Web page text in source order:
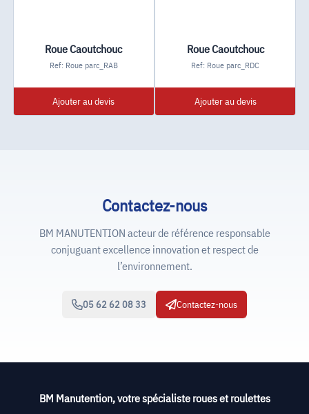
Roue Caoutchouc
Ref: Roue parc_RAB
Ajouter au devis
Roue Caoutchouc
Ref: Roue parc_RDC
Ajouter au devis
Contactez-nous
BM MANUTENTION acteur de référence responsable
conjuguant excellence innovation et respect de
l’environnement.
05 62 62 08 33 Contactez-nous
BM Manutention, votre spécialiste roues et roulettes